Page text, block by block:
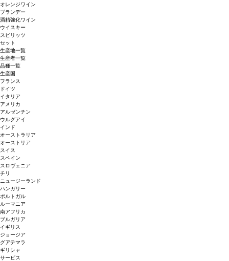
オレンジワイン
ブランデー
酒精強化ワイン
ウイスキー
スピリッツ
セット
生産地一覧
生産者一覧
品種一覧
生産国
フランス
ドイツ
イタリア
アメリカ
アルゼンチン
ウルグアイ
インド
オーストラリア
オーストリア
スイス
スペイン
スロヴェニア
チリ
ニュージーランド
ハンガリー
ポルトガル
ルーマニア
南アフリカ
ブルガリア
イギリス
ジョージア
グアテマラ
ギリシャ
サービス